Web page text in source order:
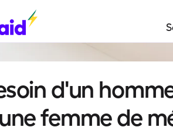
d'un
femme de